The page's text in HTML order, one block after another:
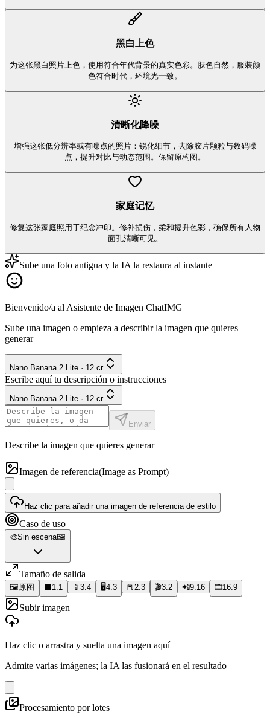
黑白上色
为这张黑白照片上色，使用符合年代背景的真实色彩。肤色自然，服装颜
色符合时代，环境光一致。
清晰化降噪
增强这张低分辨率或有噪点的照片：锐化细节，去除胶片颗粒与数码噪
点，提升对比与动态范围。保留原构图。
家庭记忆
修复这张家庭照用于纪念冲印。修补损伤，柔和提升色彩，确保所有人物
面孔清晰可见。
Sube una foto antigua y la IA la restaura al instante
Bienvenido/a al Asistente de Imagen ChatIMG
Sube una imagen o empieza a describir la imagen que quieres
generar
Nano Banana 2 Lite · 12 cr
Escribe aquí tu descripción o instrucciones
Nano Banana 2 Lite · 12 cr
Enviar
Describe la imagen que quieres generar
Imagen de referencia(Image as Prompt)
Haz clic para añadir una imagen de referencia de estilo
Caso de uso
🎨Sin escena🖼️
Tamaño de salida
🖼️原图 1:1 📱 3:4 🖥️4:3 📕2:3 🎬3:2 📲9:16 🎞️16:9
Subir imagen
Haz clic o arrastra y suelta una imagen aquí
Admite varias imágenes; la IA las fusionará en el resultado
Procesamiento por lotes